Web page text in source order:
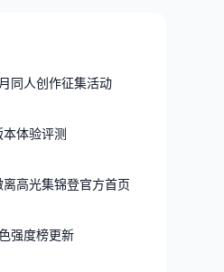
同人创作征集活动
本体验评测
离高光集锦登官方首页
强度榜更新